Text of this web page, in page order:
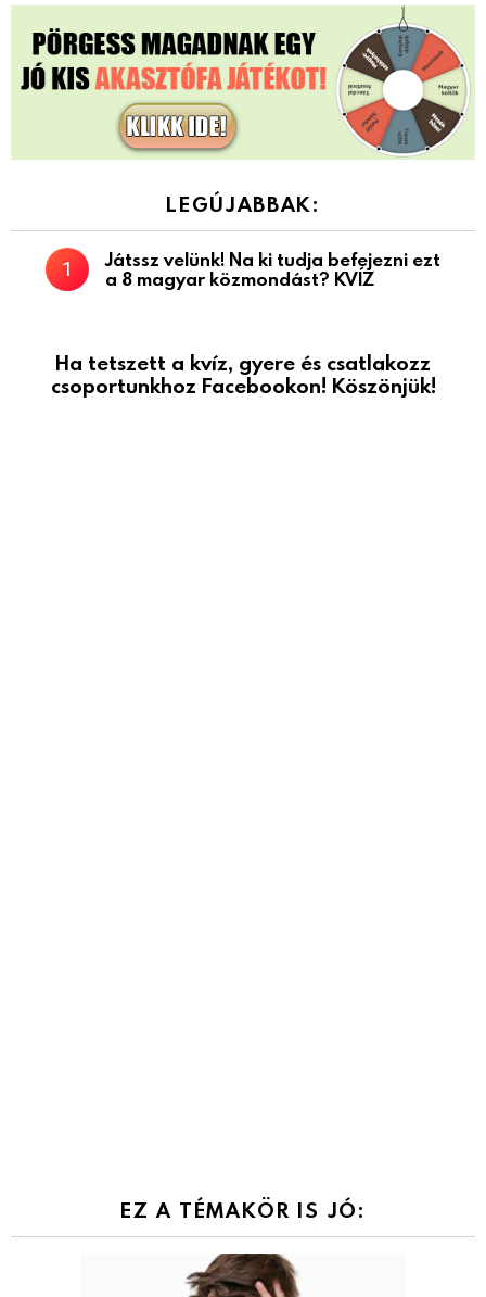
LEGÚJABBAK:
Játssz velünk! Na ki tudja befejezni ezt
a 8 magyar közmondást? KVÍZ
Ha tetszett a kvíz, gyere és csatlakozz
csoportunkhoz Facebookon! Köszönjük!
EZ A TÉMAKÖR IS JÓ: